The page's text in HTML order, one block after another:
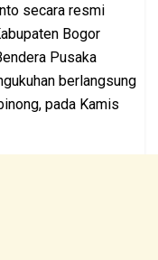
secara resmi
Bogor
Pusaka
berlangsung
pada Kamis